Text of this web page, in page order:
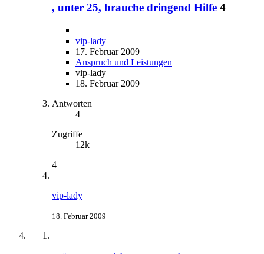
, unter 25, brauche dringend Hilfe 4
vip-lady
17. Februar 2009
Anspruch und Leistungen
vip-lady
18. Februar 2009
Antworten
4
Zugriffe
12k
4
vip-lady
18. Februar 2009